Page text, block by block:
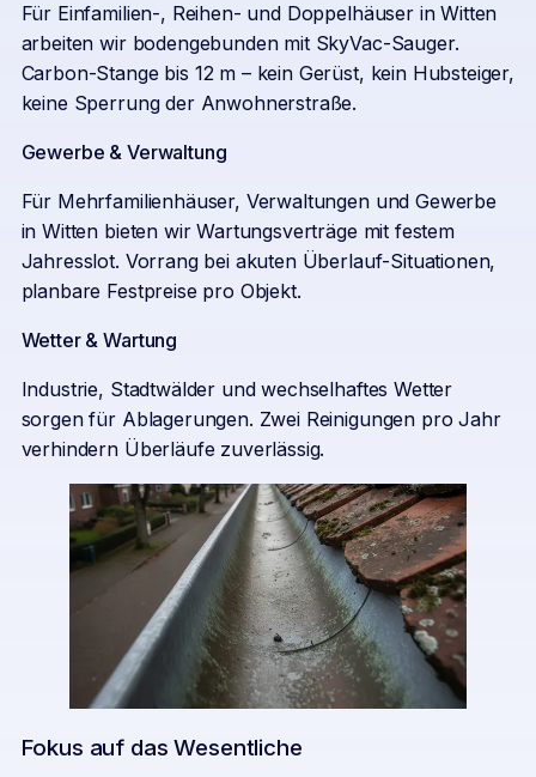
Für Einfamilien-, Reihen- und Doppelhäuser in Witten
arbeiten wir bodengebunden mit SkyVac-Sauger.
Carbon-Stange bis 12 m – kein Gerüst, kein Hubsteiger,
keine Sperrung der Anwohnerstraße.
Gewerbe & Verwaltung
Für Mehrfamilienhäuser, Verwaltungen und Gewerbe
in Witten bieten wir Wartungsverträge mit festem
Jahresslot. Vorrang bei akuten Überlauf-Situationen,
planbare Festpreise pro Objekt.
Wetter & Wartung
Industrie, Stadtwälder und wechselhaftes Wetter
sorgen für Ablagerungen. Zwei Reinigungen pro Jahr
verhindern Überläufe zuverlässig.
Fokus auf das Wesentliche